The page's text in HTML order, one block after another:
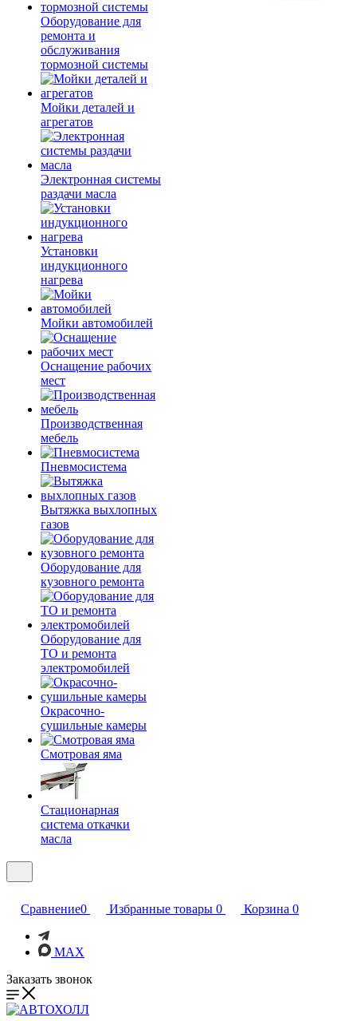
Оборудование для
ремонта и
обслуживания
тормозной системы
Мойки деталей и
агрегатов
Электронная системы
раздачи масла
Установки
индукционного
нагрева
Мойки автомобилей
Оснащение рабочих
мест
Производственная
мебель
Пневмосистема
Вытяжка выхлопных
газов
Оборудование для
кузовного ремонта
Оборудование для
ТО и ремонта
электромобилей
Окрасочно-
сушильные камеры
Смотровая яма
Стационарная
система откачки
масла
Сравнение0 Избранные товары 0 Корзина 0
MAX
Заказать звонок